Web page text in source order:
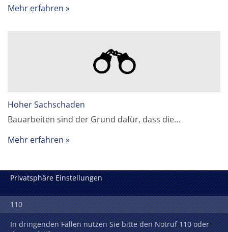
Mehr erfahren
Hoher Sachschaden
Bauarbeiten sind der Grund dafür, dass die…
Mehr erfahren
Privatsphäre Einstellungen
110
In dringenden Fällen nutzen Sie bitte den Notruf 110 oder